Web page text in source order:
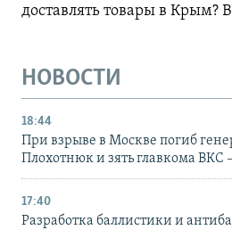
доставлять товары в Крым?
НОВОСТИ
18:44
При взрыве в Москве погиб
Плохотнюк и зять главкома ВКС
17:40
Разработка баллистики и